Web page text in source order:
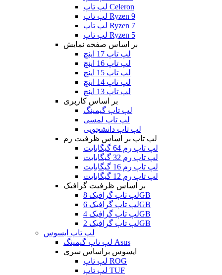
لپ تاپ Celeron
لپ تاپ Ryzen 9
لپ تاپ Ryzen 7
لپ تاپ Ryzen 5
بر اساس صفحه نمایش
لپ تاپ 17 اینچ
لپ تاپ 16 اینچ
لپ تاپ 15 اینچ
لپ تاپ 14 اینچ
لپ تاپ 13 اینچ
بر اساس کاربری
لپ تاپ گیمینگ
لپ تاپ لمسی
لپ تاپ دانشجویی
لپ تاپ بر اساس ظرفیت رم
لپ تاپ رم 64 گیگابایت
لپ تاپ رم 32 گیگابایت
لپ تاپ رم 16 گیگابایت
لپ تاپ رم 12 گیگابایت
بر اساس ظرفیت گرافیک
لپ تاپ گرافیک 8GB
لپ تاپ گرافیک 6GB
لپ تاپ گرافیک 4GB
لپ تاپ گرافیک 2GB
لپ تاپ ایسوس
لپ تاپ گیمینگ Asus
ایسوس براساس سری
لپ تاپ ROG
لپ تاپ TUF